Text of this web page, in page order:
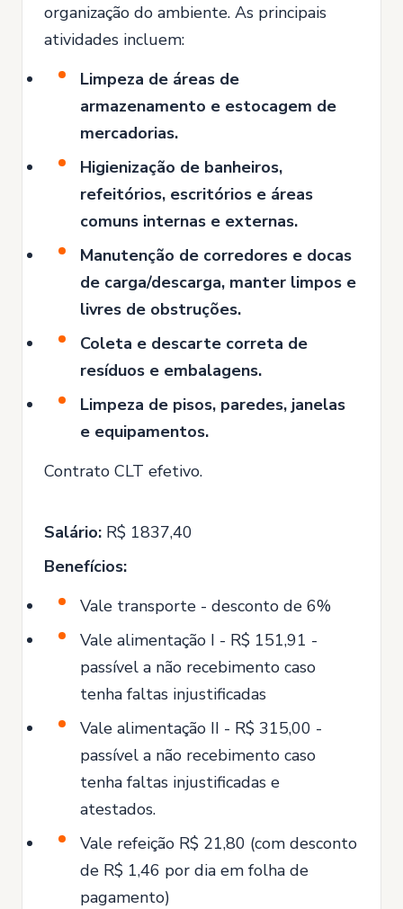
organização do ambiente. As principais
atividades incluem:
Limpeza de áreas de
armazenamento e estocagem de
mercadorias.
Higienização de banheiros,
refeitórios, escritórios e áreas
comuns internas e externas.
Manutenção de corredores e docas
de carga/descarga, manter limpos e
livres de obstruções.
Coleta e descarte correta de
resíduos e embalagens.
Limpeza de pisos, paredes, janelas
e equipamentos.
Contrato CLT efetivo.
Salário: R$ 1837,40
Benefícios:
Vale transporte - desconto de 6%
Vale alimentação I - R$ 151,91 -
passível a não recebimento caso
tenha faltas injustificadas
Vale alimentação II - R$ 315,00 -
passível a não recebimento caso
tenha faltas injustificadas e
atestados.
Vale refeição R$ 21,80 (com desconto
de R$ 1,46 por dia em folha de
pagamento)